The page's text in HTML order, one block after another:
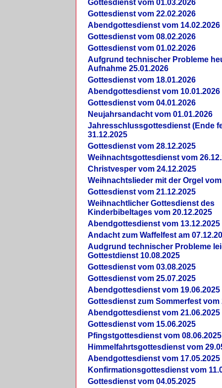
Gottesdienst vom 01.03.2026
Gottesdienst vom 22.02.2026
Abendgottesdienst vom 14.02.2026
Gottesdienst vom 08.02.2026
Gottesdienst vom 01.02.2026
Aufgrund technischer Probleme
Aufnahme 25.01.2026
Gottesdienst vom 18.01.2026
Abendgottesdienst vom 10.01.2026
Gottesdienst vom 04.01.2026
Neujahrsandacht vom 01.01.2026
Jahresschlussgottesdienst (Ende
31.12.2025
Gottesdienst vom 28.12.2025
Weihnachtsgottesdienst vom
Christvesper vom 24.12.2025
Weihnachtslieder mit der Orgel vom
Gottesdienst vom 21.12.2025
Weihnachtlicher Gottesdienst des
Kinderbibeltages vom 20.12.2025
Abendgottesdienst vom 13.12.2025
Andacht zum Waffelfest am
Audgrund technischer Probleme
Gottestdienst 10.08.2025
Gottesdienst vom 03.08.2025
Gottesdienst vom 25.07.2025
Abendgottesdienst vom 19.06.2025
Gottesdienst zum Sommerfest vom
Abendgottesdienst vom 21.06.2025
Gottesdienst vom 15.06.2025
Pfingstgottesdienst vom 08.06.2025
Himmelfahrtsgottesdienst vom
Abendgottesdienst vom 17.05.2025
Konfirmationsgottesdienst vom
Gottesdienst vom 04.05.2025